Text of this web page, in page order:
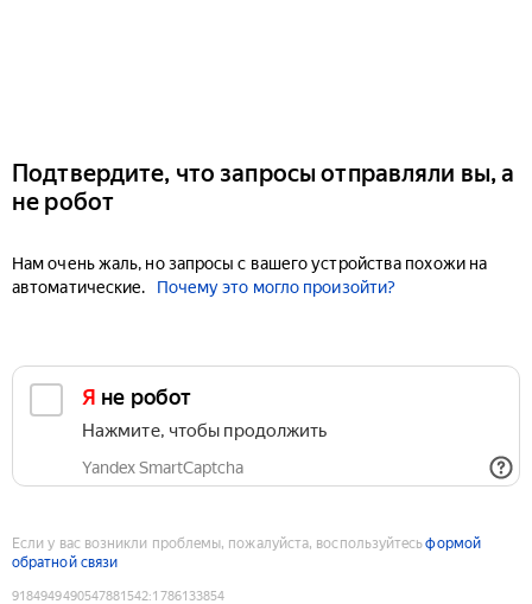
Подтвердите, что запросы отправляли вы, а
не робот
Нам очень жаль, но запросы с вашего устройства похожи на
автоматические.
Почему это могло произойти?
Я не робот
Нажмите, чтобы продолжить
Yandex SmartCaptcha
Если у вас возникли проблемы, пожалуйста, воспользуйтесьформой
обратной связи
9184949490547881542:1786133854